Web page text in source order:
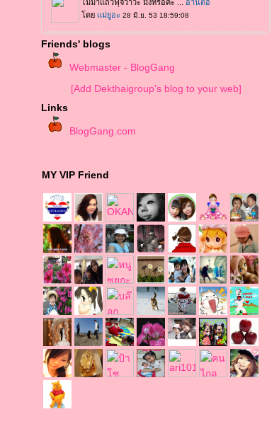
Friends' blogs
Webmaster - BlogGang
[Add Dekthaigroup's blog to your web]
Links
BlogGang.com
MY VIP Friend